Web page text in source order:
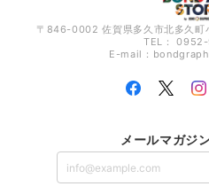
〒846-0002 佐賀県多久市北多久
TEL：
E-mail：
メールマガジ